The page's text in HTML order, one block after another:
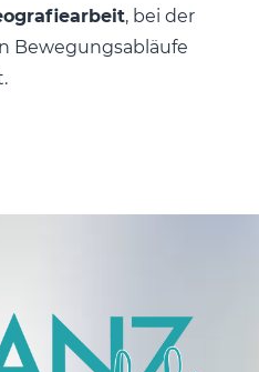
, bei der
Bewegungsabläufe